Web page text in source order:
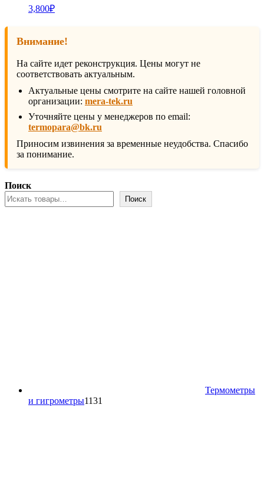
3,800₽
Внимание!
На сайте идет реконструкция. Цены могут не
соответствовать актуальным.
Актуальные цены смотрите на сайте нашей головной
организации: mera-tek.ru
Уточняйте цены у менеджеров по email:
termopara@bk.ru
Приносим извинения за временные неудобства. Спасибо
за понимание.
Поиск
Поиск
Термометры
и гигрометры1131